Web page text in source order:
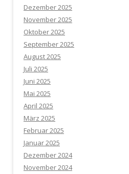
Dezember 2025
November 2025
Oktober 2025
September 2025
August 2025
Juli 2025
Juni 2025
Mai 2025
April 2025
März 2025
Februar 2025
Januar 2025
Dezember 2024
November 2024